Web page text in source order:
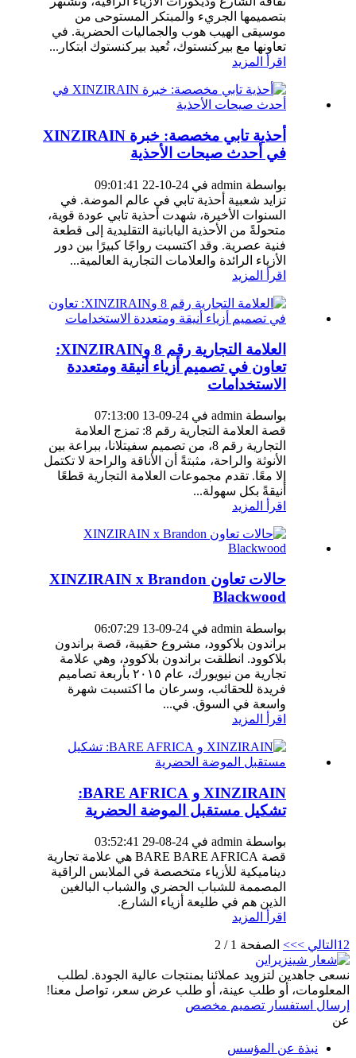
بتصميمها الجريء والمبتكر المستوحى من
موسيقى الهيب هوب والجماليات الحضرية. في
تعاونها مع بيركنستوك، تُعيد بيركنستوك ابتكار...
اقرأ المزيد
أحذية تابي مخصصة: خبرة XINZIRAIN
في أحدث صيحات الأحذية
بواسطة admin في 24-10-22 09:01:41
تزايد شعبية أحذية تابي في عالم الموضة. في
السنوات الأخيرة، شهدت أحذية تابي عودة قوية،
متحولةً من الأحذية اليابانية التقليدية إلى قطعة
فنية عصرية. وقد اكتسبت رواجًا كبيرًا بين دور
الأزياء الرائدة والعلامات التجارية العالمية...
اقرأ المزيد
العلامة التجارية رقم 8 وXINZIRAIN:
تعاون في تصميم أزياء أنيقة ومتعددة
الاستخدامات
بواسطة admin في 24-09-13 07:13:00
قصة العلامة التجارية رقم 8: تمزج العلامة
التجارية رقم 8، من تصميم سفيتلانا، ببراعة بين
الأنوثة والراحة، مثبتةً أن الأناقة والراحة لا تكتمل
إلا معًا. تقدم مجموعات العلامة التجارية قطعًا
أنيقةً بكل سهولة...
اقرأ المزيد
حالات تعاون XINZIRAIN x Brandon
Blackwood
بواسطة admin في 24-09-13 06:07:29
براندون بلاكوود، مشروع حقيبة، قصة براندون
بلاكوود. انطلقت براندون بلاكوود، وهي علامة
تجارية من نيويورك، عام ٢٠١٥ بأربعة تصاميم
فريدة للحقائب، وسرعان ما اكتسبت شهرة
واسعة في السوق. في...
اقرأ المزيد
XINZIRAIN و BARE AFRICA:
تشكيل مستقبل الموضة الحضرية
بواسطة admin في 24-08-29 03:52:41
قصة BARE BARE AFRICA هي علامة تجارية
ديناميكية للأزياء متخصصة في الملابس الراقية
المصممة للشباب الحضري والشباب البالغين
الذين هم في طليعة أزياء الشارع.
اقرأ المزيد
1 2 التالي >>> الصفحة 1 / 2
نسعى جاهدين لتزويد عملائنا بمنتجات عالية الجودة. لطلب
المعلومات، أو طلب عينة، أو طلب عرض سعر، تواصل معنا!
إرسال استفسار تصميم مخصص
عن
نبذة عن المؤسس